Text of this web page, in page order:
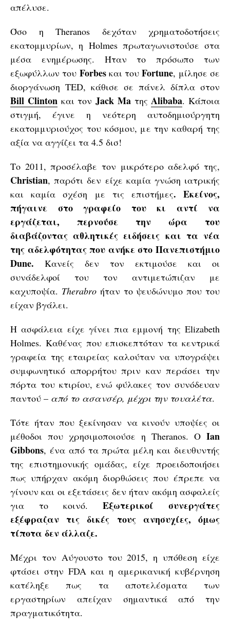
απέλυσε.
Όσο η Theranos δεχόταν χρηματοδοτήσεις
εκατομμυρίων, η Holmes πρωταγωνιστούσε στα
μέσα ενημέρωσης. Ήταν το πρόσωπο των
εξωφύλλων του Forbesκαι τουFortune, μίλησε σε
διοργάνωση TED, κάθισε σε πάνελ δίπλα στον
Bill Clintonκαι τον Jack MaτηςAlibaba. Κάποια
στιγμή, έγινε η νεότερη αυτοδημιούργητη
εκατομμυριούχος του κόσμου, με την καθαρή της
αξία να αγγίζει τα 4.5 δισ!
Το 2011, προσέλαβε τον μικρότερο αδελφό της,
Christian, παρότι δεν είχε καμία γνώση ιατρικής
και καμία σχέση με τις επιστήμες. Εκείνος,
πήγαινε στο γραφείο του κι αντί να
εργάζεται, περνούσε την ώρα του
διαβάζοντας αθλητικές ειδήσεις και τα νέα
της αδελφότητας που ανήκε στο Πανεπιστήμιο
Dune. Κανείς δεν τον εκτιμούσε και οι
συνάδελφοί του τον αντιμετώπιζαν με
καχυποψία. Therabroήταν το ψευδώνυμο που του
είχαν βγάλει.
Η ασφάλεια είχε γίνει πια εμμονή της Elizabeth
Holmes. Καθένας που επισκεπτόταν τα κεντρικά
γραφεία της εταιρείας καλούταν να υπογράψει
συμφωνητικό απορρήτου πριν καν περάσει την
πόρτα του κτιρίου, ενώ φύλακες τον συνόδευαν
παντού – από το ασανσέρ, μέχρι την τουαλέτα.
Τότε ήταν που ξεκίνησαν να κινούν υποψίες οι
μέθοδοι που χρησιμοποιούσε η Theranos. Ο Ian
Gibbons, ένα από τα πρώτα μέλη και διευθυντής
της επιστημονικής ομάδας, είχε προειδοποιήσει
πως υπήρχαν ακόμη διορθώσεις που έπρεπε να
γίνουν και οι εξετάσεις δεν ήταν ακόμη ασφαλείς
για το κοινό. Εξωτερικοί συνεργάτες
εξέφραζαν τις δικές τους ανησυχίες, όμως
τίποτα δεν άλλαζε.
Μέχρι τον Αύγουστο του 2015, η υπόθεση είχε
φτάσει στην FDA και η αμερικανική κυβέρνηση
κατέληξε πως τα αποτελέσματα των
εργαστηρίων απείχαν σημαντικά από την
πραγματικότητα.